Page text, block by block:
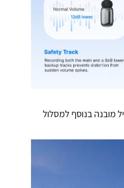
מובנה בנוסף למסלול